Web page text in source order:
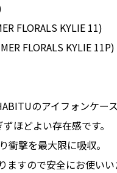
FLORALS KYLIE 11)
FLORALS KYLIE 11P)
のアイフォンケース
ほどよい存在感です。
撃を最大限に吸収。
すので安全にお使いい